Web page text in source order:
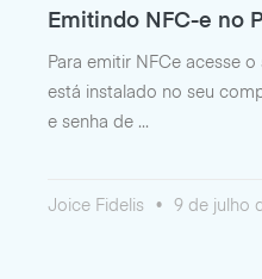
Emitindo NFC-e no
Para emitir NFCe acesse
está instalado no seu
e senha de
Joice Fidelis 9 de julho